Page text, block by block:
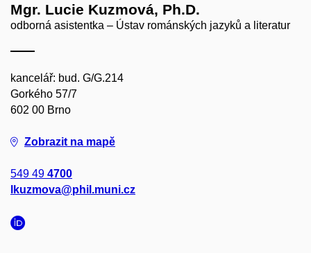
Mgr. Lucie Kuzmová, Ph.D.
odborná asistentka – Ústav románských jazyků a literatur
kancelář: bud. G/G.214
Gorkého 57/7
602 00 Brno
Zobrazit na mapě
549 49 4700
lkuzmova@phil.muni.cz